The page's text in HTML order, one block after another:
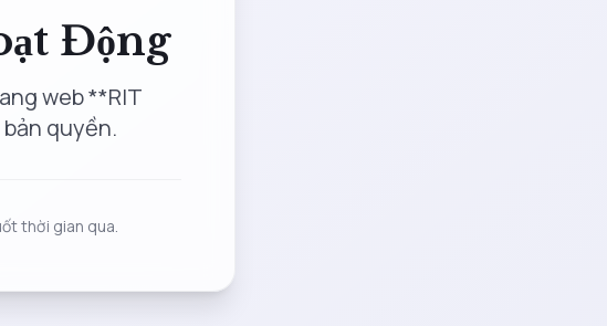
Động
web **RIT
quyền.
thời gian qua.